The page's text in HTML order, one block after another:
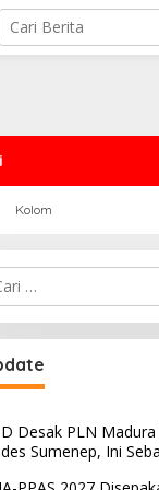
Kolom
Desak PLN
Sumenep, Ini